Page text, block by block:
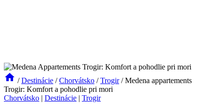
/ Destinácie / Chorvátsko / Trogir / Medena appartements
Trogir: Komfort a pohodlie pri mori
Chorvátsko | Destinácie | Trogir